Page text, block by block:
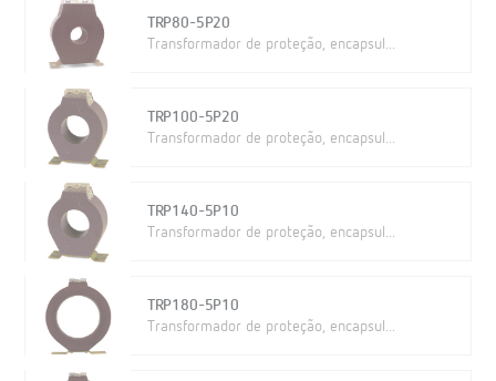
TRP80-5P20
Transformador de proteção, encapsul...
TRP100-5P20
Transformador de proteção, encapsul...
TRP140-5P10
Transformador de proteção, encapsul...
TRP180-5P10
Transformador de proteção, encapsul...